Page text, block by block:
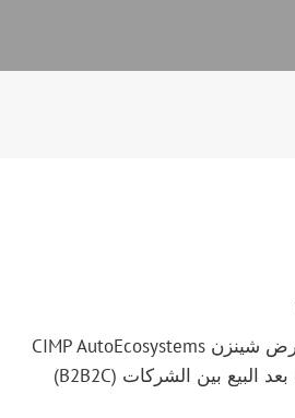
في معرض شينزن CIMP AutoEcosystems
Expo 2026. وهو أحد المعارض التجارية الرائدة في آسيا في سوق خدمات ما بعد البيع بين الشركات (B2B2C)